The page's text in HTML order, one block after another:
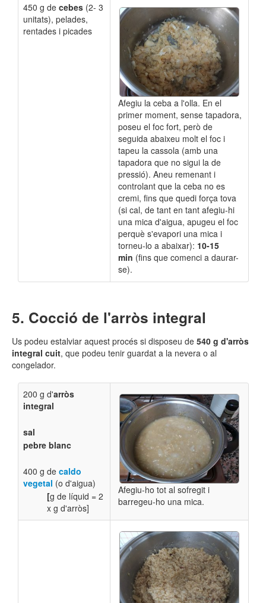
450 g decebes (2- 3
unitats), pelades,
rentades i picades
Afegiu la ceba a l'olla. En el
primer moment, sense tapadora,
poseu el foc fort, però de
seguida abaixeu molt el foc i
tapeu la cassola (amb una
tapadora que no sigui la de
pressió). Aneu remenant i
controlant que la ceba no es
cremi, fins que quedi força tova
(si cal, de tant en tant afegiu-hi
una mica d'aigua, apugeu el foc
perquè s'evapori una mica i
torneu-lo a abaixar): 10-15
min (fins que comenci a daurar-
se).
Cocció de l'arròs integral
Us podeu estalviar aquest procés si disposeu de 540 g d'arròs
integral cuit, que podeu tenir guardat a la nevera o al
congelador.
200 g d'arròs
integral
sal
pebre blanc
400 g de caldo
vegetal (o d'aigua)
​[g de líquid = 2
x g d'arròs]
Afegiu-ho tot al sofregit i
barregeu-ho una mica.